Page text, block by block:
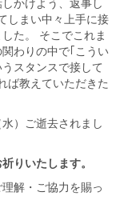
しまい中々上手に接
た。 そこでこれま
わりの中で｢こうい
スタンスで接して
ば教えていただきた
）ご逝去されまし
りいたします。
解・ご協力を賜っ